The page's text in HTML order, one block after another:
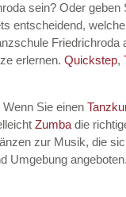
sein? Oder geben
entscheidend,
erlernen. Quickstep,
Sie einen
Zumba die
zur Musik, die
Umgebung angeboten.